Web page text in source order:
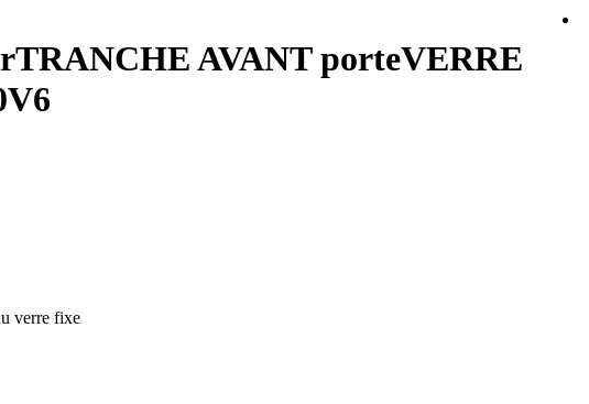
AVANT porteVERRE
verre fixe